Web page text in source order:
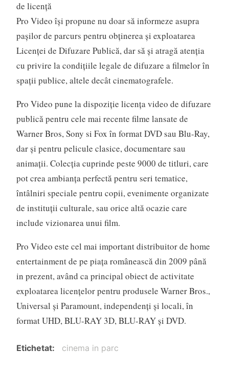
de licență
Pro Video își propune nu doar să informeze asupra
pașilor de parcurs pentru obținerea și exploatarea
Licenței de Difuzare Publică, dar să și atragă atenția
cu privire la condițiile legale de difuzare a filmelor în
spații publice, altele decât cinematografele.
Pro Video pune la dispoziție licența video de difuzare
publică pentru cele mai recente filme lansate de
Warner Bros, Sony si Fox în format DVD sau Blu-Ray,
dar și pentru pelicule clasice, documentare sau
animații. Colecția cuprinde peste 9000 de titluri, care
pot crea ambianța perfectă pentru seri tematice,
întâlniri speciale pentru copii, evenimente organizate
de instituții culturale, sau orice altă ocazie care
include vizionarea unui film.
Pro Video este cel mai important distribuitor de home
entertainment de pe piața românească din 2009 până
in prezent, având ca principal obiect de activitate
exploatarea licențelor pentru produsele Warner Bros.,
Universal și Paramount, independenți și locali, în
format UHD, BLU-RAY 3D, BLU-RAY și DVD.
Etichetat cinema in parc